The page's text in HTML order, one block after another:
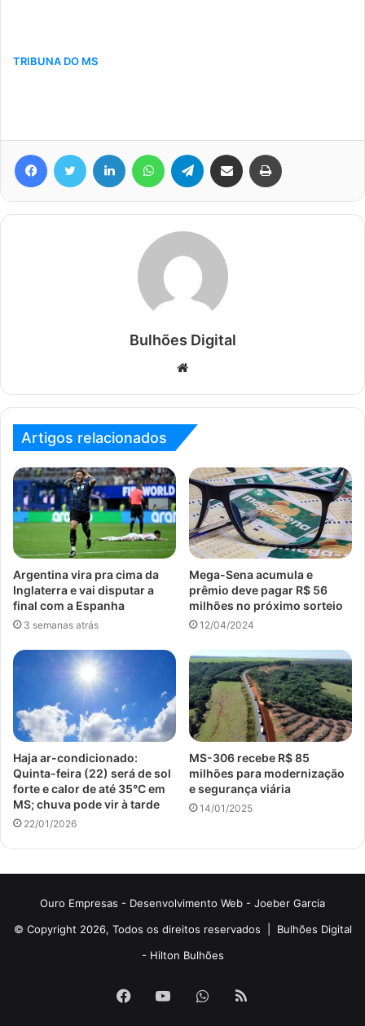
TRIBUNA DO MS
FacebookTwitter Linkedin WhatsAppTelegram Compartilhar via e-mail
Bulhões Digital
Website
Artigos relacionados
Argentina vira pra cima da
Inglaterra e vai disputar a
final com a Espanha
3 semanas atrás
Mega-Sena acumula e
prêmio deve pagar R$ 56
milhões no próximo sorteio
12/04/2024
Haja ar-condicionado:
Quinta-feira (22) será de sol
forte e calor de até 35°C em
MS; chuva pode vir à tarde
22/01/2026
MS-306 recebe R$ 85
milhões para modernização
e segurança viária
14/01/2025
Ouro Empresas - Desenvolvimento Web - Joeber Garcia
© Copyright 2026, Todos os direitos reservados | Bulhões Digital
- Hilton Bulhões
Facebook
YouTubeWhatsApp
RSS